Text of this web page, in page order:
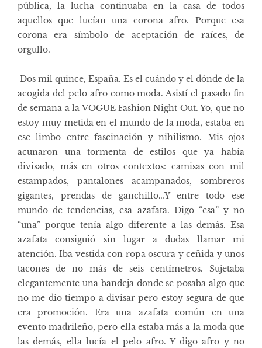
pública, la lucha continuaba en la casa de todos
aquellos que lucían una corona afro. Porque esa
corona era símbolo de aceptación de raíces, de
orgullo.
Dos mil quince, España. Es el cuándo y el dónde de la
acogida del pelo afro como moda. Asistí el pasado fin
de semana a la VOGUE Fashion Night Out. Yo, que no
estoy muy metida en el mundo de la moda, estaba en
ese limbo entre fascinación y nihilismo. Mis ojos
acunaron una tormenta de estilos que ya había
divisado, más en otros contextos: camisas con mil
estampados, pantalones acampanados, sombreros
gigantes, prendas de ganchillo…Y entre todo ese
mundo de tendencias, esa azafata. Digo “esa” y no
“una” porque tenía algo diferente a las demás. Esa
azafata consiguió sin lugar a dudas llamar mi
atención. Iba vestida con ropa oscura y ceñida y unos
tacones de no más de seis centímetros. Sujetaba
elegantemente una bandeja donde se posaba algo que
no me dio tiempo a divisar pero estoy segura de que
era promoción. Era una azafata común en una
evento madrileño, pero ella estaba más a la moda que
las demás, ella lucía el pelo afro. Y digo afro y no